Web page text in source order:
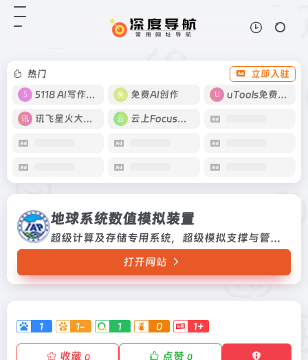
热门
立即入驻
5118 AI写作工具
免费AI创作 uTools免费工具箱
讯飞星火大模型 云上Focus接码
地球系统数值模拟装置
超级计算及存储专用系统，超级模拟支撑与管理软件系统，地球各层圈过程模拟软件系统，地球系统科学数据库与海量数据智能分析与可视化系统等。该设施建成后，将大幅提高我国地球系统模拟的整体能力和重大自然灾害预测预警、气候变化预估的研究水平超级计算及存储专用系统，超级模拟支撑与管理软件系统，地球各层圈过程模拟软件系统，地球系统科学数据库与海量数据智能...
打开网站
1 1- 1 0 1+
收藏 0 点赞 0
地球系统数值模拟装置
支撑与管理软件系统，地球各层圈过
程模拟软件系统，地球系统科学数据
等。该设施建成后，将大幅提高我
国...